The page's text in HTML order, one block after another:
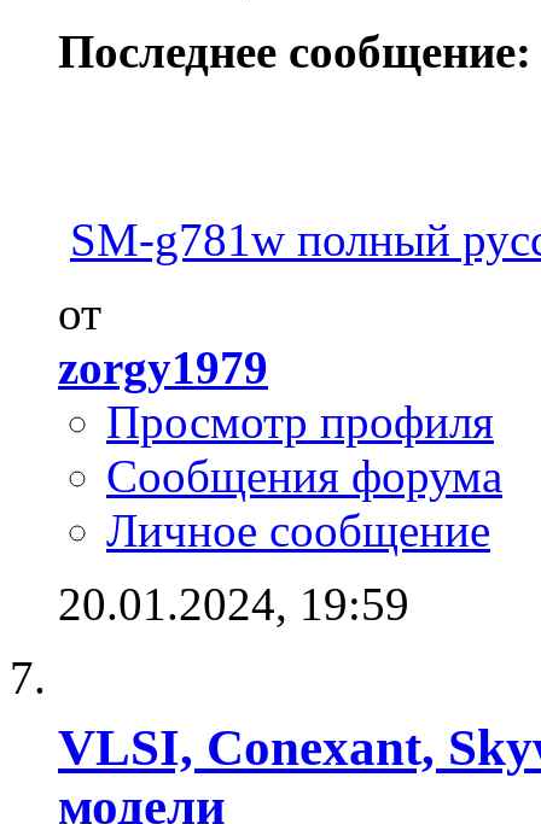
Последнее сообщение:
SM-g781w полный
от
zorgy1979
Просмотр профиля
Сообщения форума
Личное сообщение
20.01.2024, 19:59
VLSI, Conexant,
модели